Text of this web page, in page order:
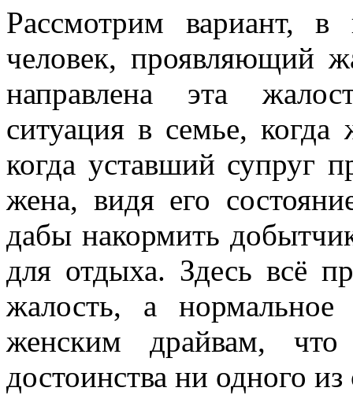
Рассмотрим вариант,
человек, проявляющий
направлена эта
ситуация в семье,
когда уставший супруг
жена, видя его
дабы накормить
для отдыха. Здесь всё
жалость, а нормальное
женским драйвам,
достоинства ни одного из